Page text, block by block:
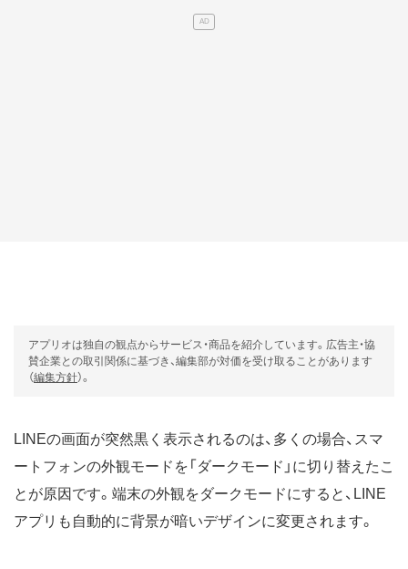
アプリオは独自の観点からサービス・商品を紹介しています。広告主・協
賛企業との取引関係に基づき、編集部が対価を受け取ることがあります
（編集方針）。
LINEの画面が突然黒く表示されるのは、多くの場合、スマ
ートフォンの外観モードを「ダークモード」に切り替えたこ
とが原因です。端末の外観をダークモードにすると、LINE
アプリも自動的に背景が暗いデザインに変更されます。